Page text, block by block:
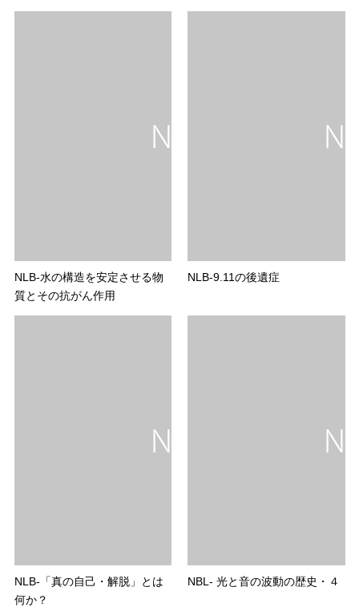
NLB-水の構造を安定させる物
質とその抗がん作用
NLB-9.11の後遺症
NLB-「真の自己・解脱」とは
何か？
NBL- 光と音の波動の歴史・４